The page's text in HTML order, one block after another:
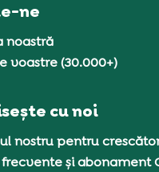
ne
noastră
voastre (30.000+)
cu noi
nostru pentru
și abonament